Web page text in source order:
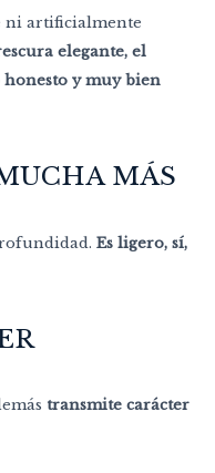
ni artificialmente
elegante, el
y muy bien
MÁS
Es ligero, sí,
transmite carácter